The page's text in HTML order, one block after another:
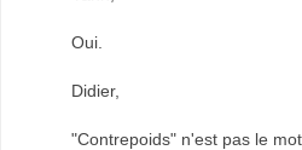
Oui.
Didier,
"Contrepoids" n'est pas le